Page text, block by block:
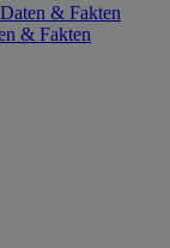
& Fakten
& Fakten